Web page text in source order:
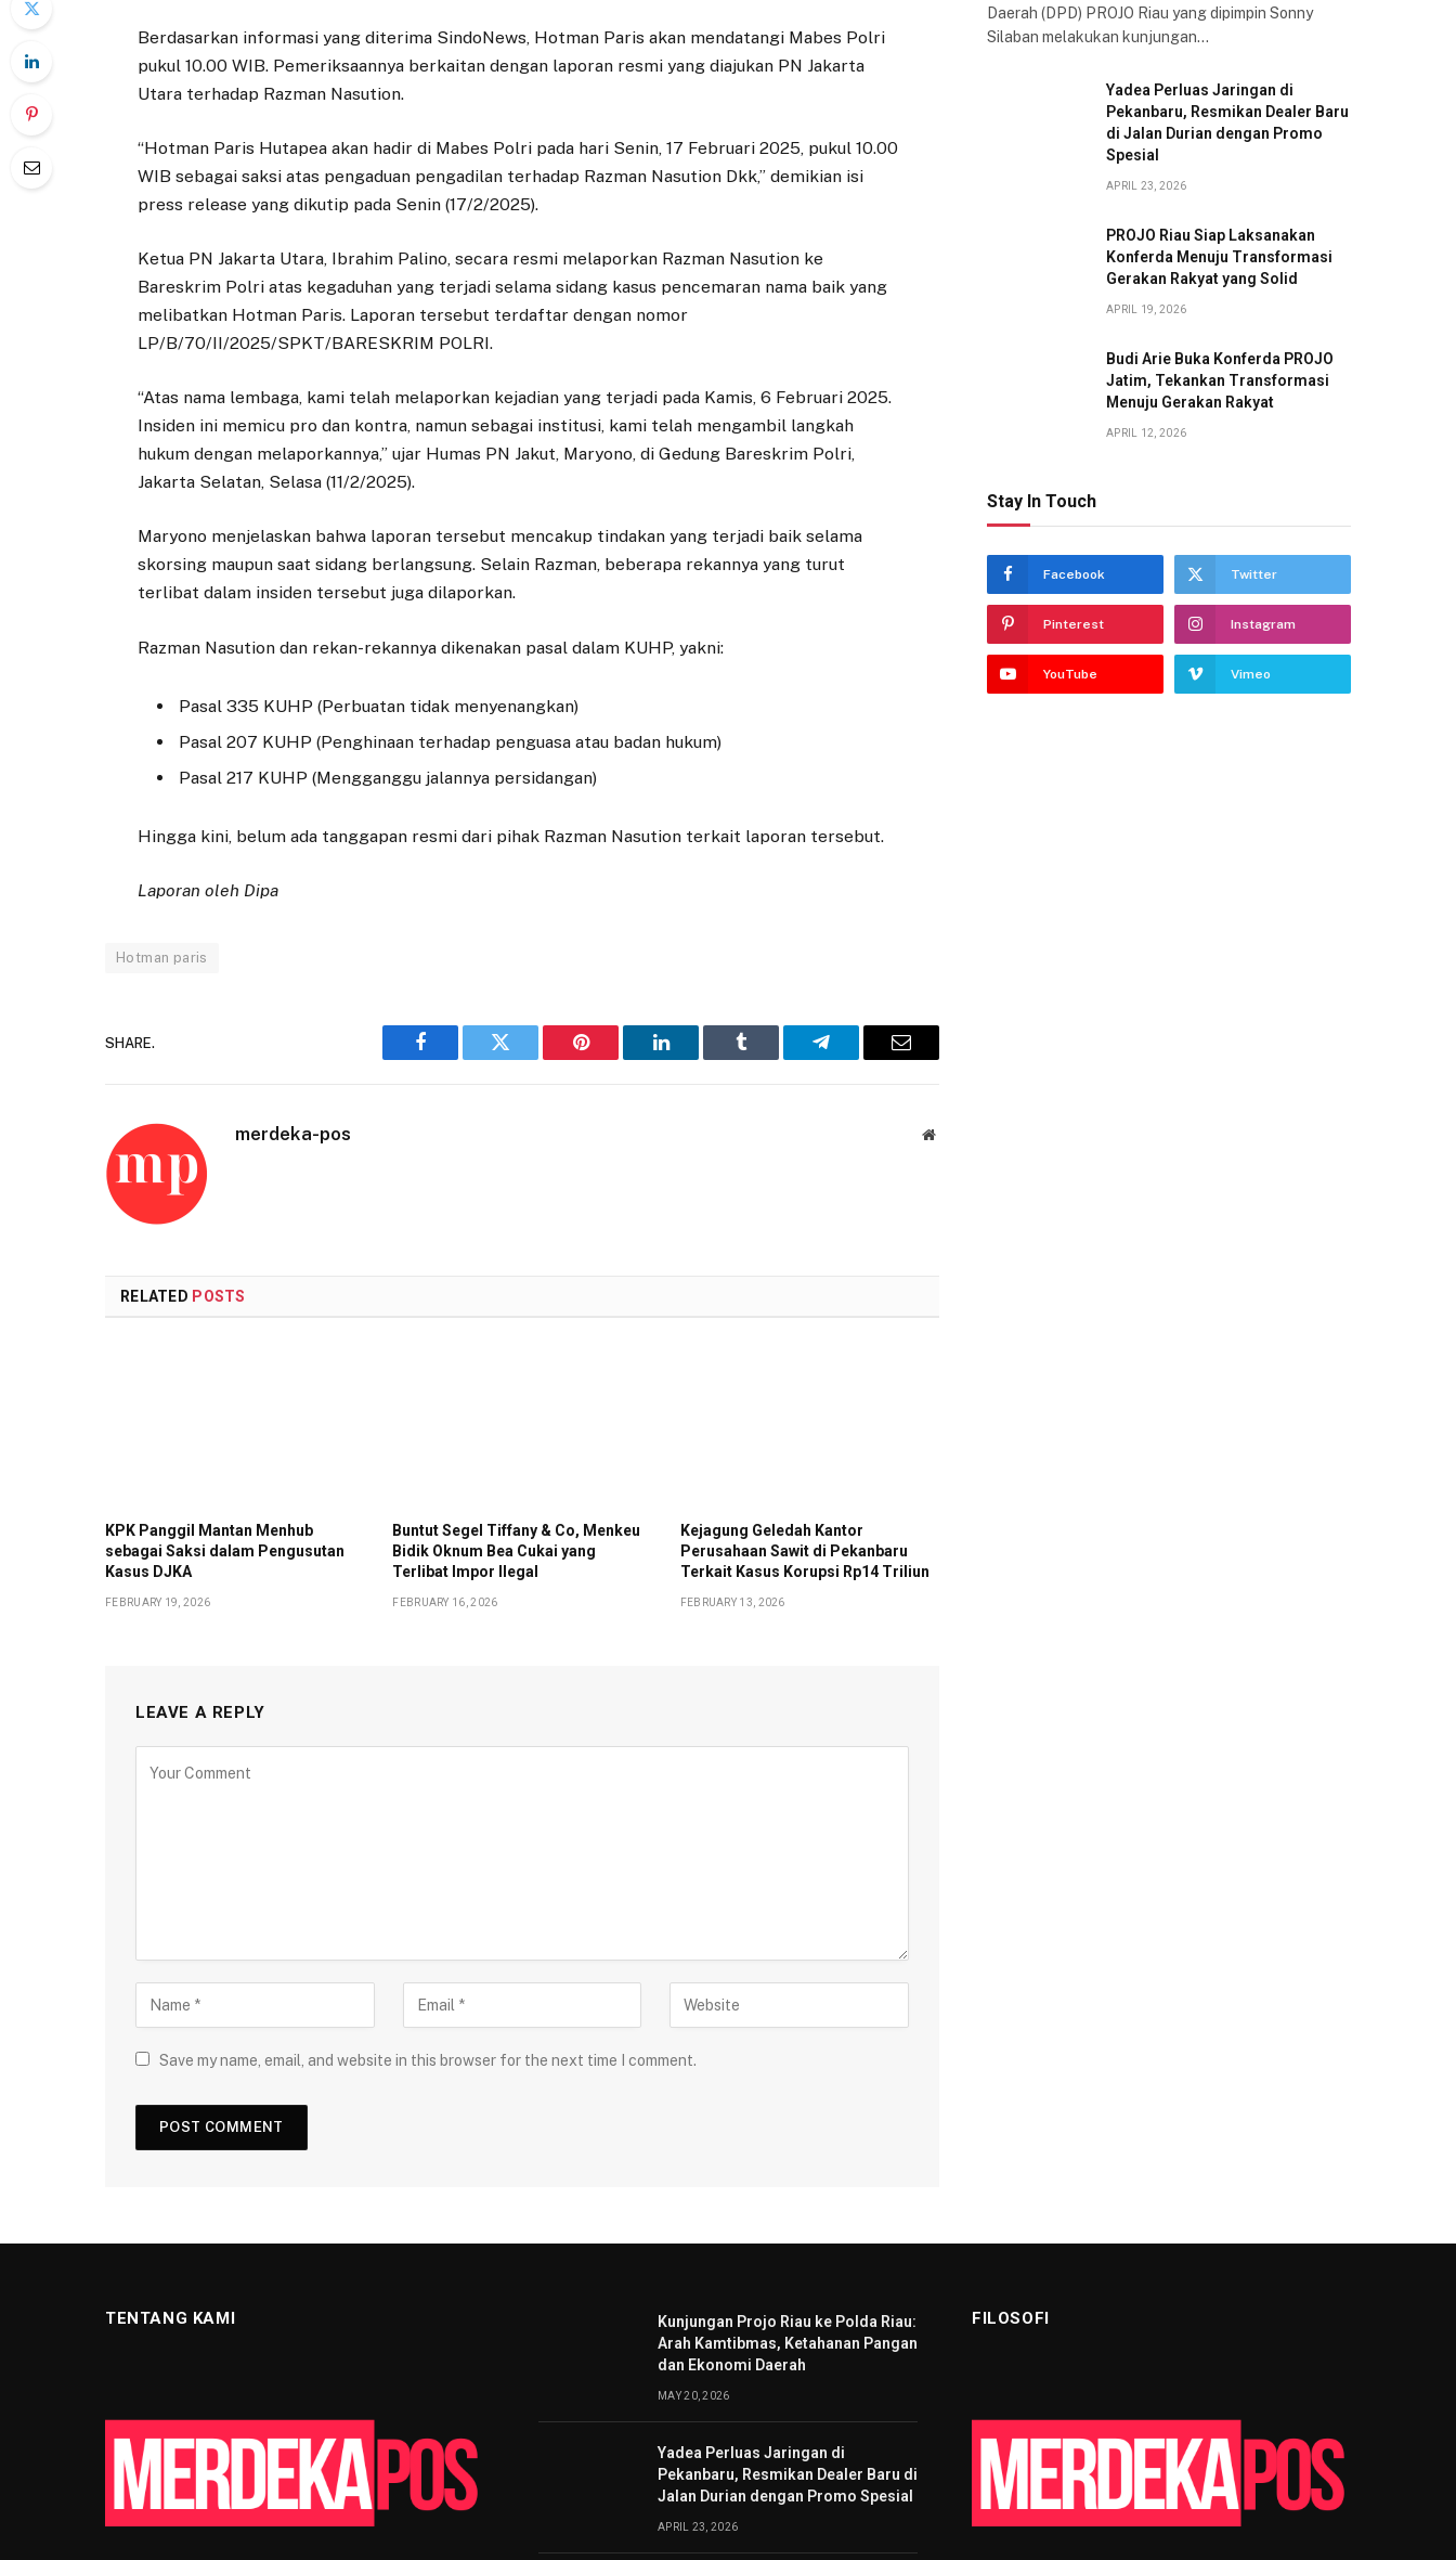
Berdasarkan informasi yang diterima SindoNews, Hotman Paris akan mendatangi Mabes Polri
pukul 10.00 WIB. Pemeriksaannya berkaitan dengan laporan resmi yang diajukan PN Jakarta
Utara terhadap Razman Nasution.
“Hotman Paris Hutapea akan hadir di Mabes Polri pada hari Senin, 17 Februari 2025, pukul 10.00
WIB sebagai saksi atas pengaduan pengadilan terhadap Razman Nasution Dkk,” demikian isi
press release yang dikutip pada Senin (17/2/2025).
Ketua PN Jakarta Utara, Ibrahim Palino, secara resmi melaporkan Razman Nasution ke
Bareskrim Polri atas kegaduhan yang terjadi selama sidang kasus pencemaran nama baik yang
melibatkan Hotman Paris. Laporan tersebut terdaftar dengan nomor
LP/B/70/II/2025/SPKT/BARESKRIM POLRI.
“Atas nama lembaga, kami telah melaporkan kejadian yang terjadi pada Kamis, 6 Februari 2025.
Insiden ini memicu pro dan kontra, namun sebagai institusi, kami telah mengambil langkah
hukum dengan melaporkannya,” ujar Humas PN Jakut, Maryono, di Gedung Bareskrim Polri,
Jakarta Selatan, Selasa (11/2/2025).
Maryono menjelaskan bahwa laporan tersebut mencakup tindakan yang terjadi baik selama
skorsing maupun saat sidang berlangsung. Selain Razman, beberapa rekannya yang turut
terlibat dalam insiden tersebut juga dilaporkan.
Razman Nasution dan rekan-rekannya dikenakan pasal dalam KUHP, yakni:
Pasal 335 KUHP (Perbuatan tidak menyenangkan)
Pasal 207 KUHP (Penghinaan terhadap penguasa atau badan hukum)
Pasal 217 KUHP (Mengganggu jalannya persidangan)
Hingga kini, belum ada tanggapan resmi dari pihak Razman Nasution terkait laporan tersebut.
Laporan oleh Dipa
Hotman paris
SHARE.
Facebook Twitter Pinterest LinkedIn Tumblr Telegram Email
merdeka-pos Website
RELATED POSTS
KPK Panggil Mantan Menhub
sebagai Saksi dalam Pengusutan
Kasus DJKA
FEBRUARY 19, 2026
Buntut Segel Tiffany & Co, Menkeu
Bidik Oknum Bea Cukai yang
Terlibat Impor Ilegal
FEBRUARY 16, 2026
Kejagung Geledah Kantor
Perusahaan Sawit di Pekanbaru
Terkait Kasus Korupsi Rp14 Triliun
FEBRUARY 13, 2026
LEAVE A REPLY
Save my name, email, and website in this browser for the next time I comment.
Daerah (DPD) PROJO Riau yang dipimpin Sonny
Silaban melakukan kunjungan…
Yadea Perluas Jaringan di
Pekanbaru, Resmikan Dealer Baru
di Jalan Durian dengan Promo
Spesial
APRIL 23, 2026
PROJO Riau Siap Laksanakan
Konferda Menuju Transformasi
Gerakan Rakyat yang Solid
APRIL 19, 2026
Budi Arie Buka Konferda PROJO
Jatim, Tekankan Transformasi
Menuju Gerakan Rakyat
APRIL 12, 2026
Stay In Touch
Facebook Twitter
Pinterest Instagram
YouTube Vimeo
TENTANG KAMI
Kunjungan Projo Riau ke Polda Riau:
Arah Kamtibmas, Ketahanan Pangan
dan Ekonomi Daerah
MAY 20, 2026
Yadea Perluas Jaringan di
Pekanbaru, Resmikan Dealer Baru di
Jalan Durian dengan Promo Spesial
APRIL 23, 2026
FILOSOFI